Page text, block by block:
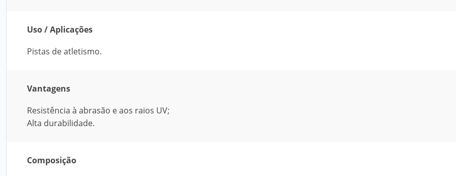
Uso / Aplicações
Pistas de atletismo.
Vantagens
Resistência à abrasão e aos raios UV;
Alta durabilidade.
Composição